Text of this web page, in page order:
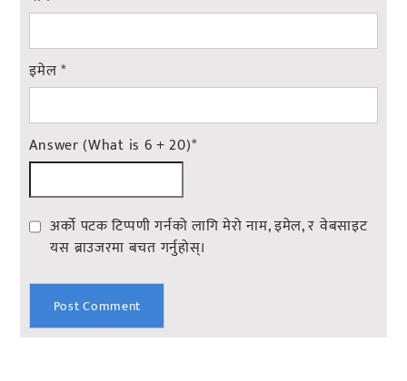
इमेल*
Answer (What is 6 + 20)*
अर्को पटक टिप्पणी गर्नको लागि मेरो नाम, इमेल, र वेबसाइट
यस ब्राउजरमा बचत गर्नुहोस्।